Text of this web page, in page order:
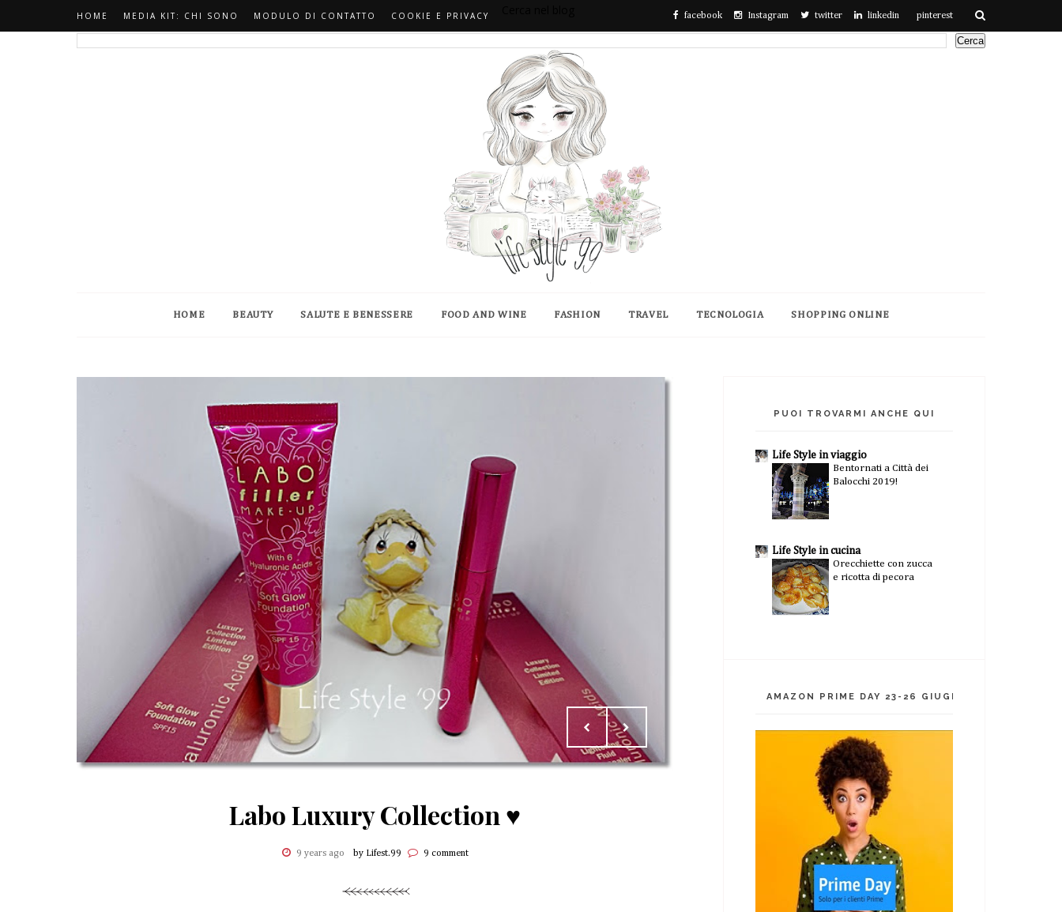
HOME MEDIA KIT: CHI SONO MODULO DI CONTATTO COOKIE E PRIVACY facebook Instagram twitter linkedin pinterest
HOME BEAUTY SALUTE E BENESSERE FOOD AND WINE FASHION TRAVEL TECNOLOGIA SHOPPING ONLINE
Labo Luxury Collection ♥
9 years ago by Lifest.99 9 comment
PUOI TROVARMI ANCHE QUI
Life Style in viaggio
Bentornati a Città dei
Balocchi 2019!
Life Style in cucina
Orecchiette con zucca
e ricotta di pecora
AMAZON PRIME DAY 23-26 GIUGNO 2026!!!